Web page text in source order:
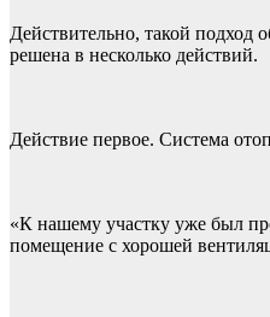
Действительно, такой подход
решена в несколько действий.
Действие первое. Система
«К нашему участку уже был
помещение с хорошей